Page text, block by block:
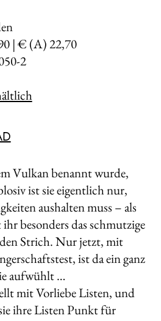
| € (A) 22,70
2
Vulkan benannt wurde,
ist sie eigentlich nur,
aushalten muss – als
besonders das schmutzige
Strich. Nur jetzt, mit
ist da ein ganz
aufwühlt …
mit Vorliebe Listen, und
ihre Listen Punkt für